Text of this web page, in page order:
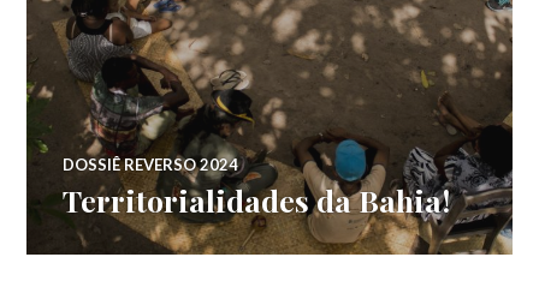
DOSSIÊ REVERSO 2024
Territorialidades da Bahia!